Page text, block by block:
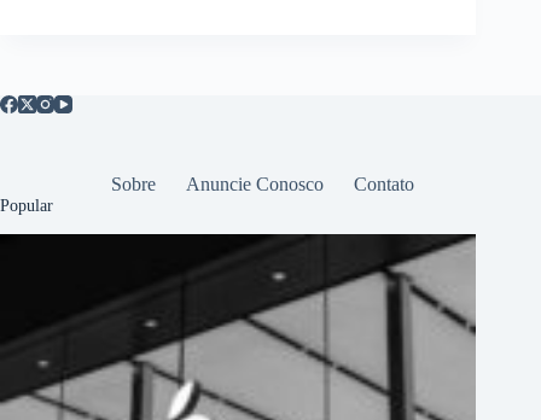
Sobre Anuncie Conosco Contato
Popular